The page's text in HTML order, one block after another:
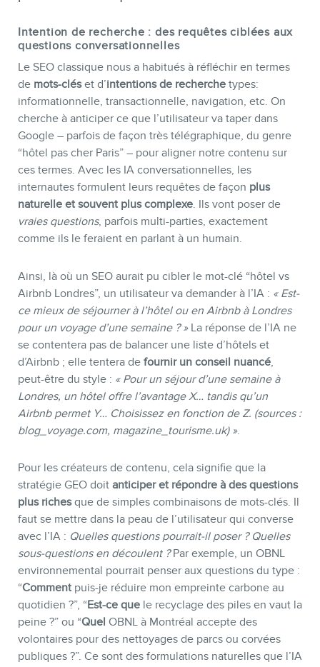
Intention de recherche : des requêtes ciblées aux
questions conversationnelles
Le SEO classique nous a habitués à réfléchir en termes
de mots-cléset d’intentions de recherche types:
informationnelle, transactionnelle, navigation, etc. On
cherche à anticiper ce que l’utilisateur va taper dans
Google – parfois de façon très télégraphique, du genre
“hôtel pas cher Paris” – pour aligner notre contenu sur
ces termes. Avec les IA conversationnelles, les
internautes formulent leurs requêtes de façon plus
naturelle et souvent plus complexe. Ils vont poser de
vraies questions, parfois multi-parties, exactement
comme ils le feraient en parlant à un humain.
Ainsi, là où un SEO aurait pu cibler le mot-clé “hôtel vs
Airbnb Londres”, un utilisateur va demander à l’IA : « Est-
ce mieux de séjourner à l’hôtel ou en Airbnb à Londres
pour un voyage d’une semaine ? »La réponse de l’IA ne
se contentera pas de balancer une liste d’hôtels et
d’Airbnb ; elle tentera de fournir un conseil nuancé
peut-être du style : « Pour un séjour d’une semaine à
Londres, un hôtel offre l’avantage X… tandis qu’un
Airbnb permet Y… Choisissez en fonction de Z. (sources :
blog_voyage.com, magazine_tourisme.uk) ».
Pour les créateurs de contenu, cela signifie que la
stratégie GEO doit anticiper et répondre à des questions
plus richesque de simples combinaisons de mots-clés. Il
faut se mettre dans la peau de l’utilisateur qui converse
avec l’IA : Quelles questions pourrait-il poser ? Quelles
sous-questions en découlent ?Par exemple, un OBNL
environnemental pourrait penser aux questions du type :
“Comment puis-je réduire mon empreinte carbone au
quotidien ?”, “Est-ce que le recyclage des piles en vaut la
peine ?” ou “Quel OBNL à Montréal accepte des
volontaires pour des nettoyages de parcs ou corvées
publiques ?”. Ce sont des formulations naturelles que l’IA